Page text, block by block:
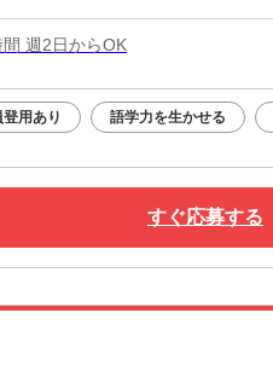
間 週2日からOK
用あり 語学力を生かせる
すぐ応募する